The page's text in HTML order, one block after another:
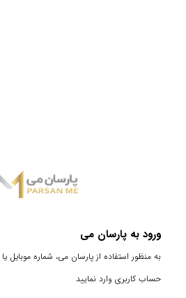
ورود به پارسان می
به منظور استفاده از پارسان می، شماره موبایل
حساب کاربری وارد نمایید